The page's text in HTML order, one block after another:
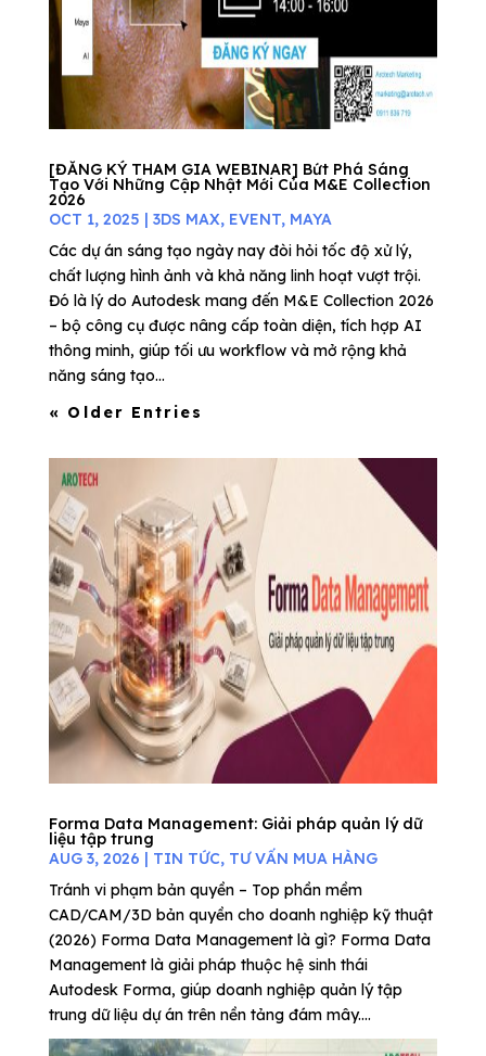
[ĐĂNG KÝ THAM GIA WEBINAR] Bứt Phá Sáng
Tạo Với Những Cập Nhật Mới Của M&E Collection
2026
OCT 1, 2025 | 3DS MAX, EVENT, MAYA
Các dự án sáng tạo ngày nay đòi hỏi tốc độ xử lý,
chất lượng hình ảnh và khả năng linh hoạt vượt trội.
Đó là lý do Autodesk mang đến M&E Collection 2026
– bộ công cụ được nâng cấp toàn diện, tích hợp AI
thông minh, giúp tối ưu workflow và mở rộng khả
năng sáng tạo...
« Older Entries
Forma Data Management: Giải pháp quản lý dữ
liệu tập trung
AUG 3, 2026 | TIN TỨC, TƯ VẤN MUA HÀNG
Tránh vi phạm bản quyền – Top phần mềm
CAD/CAM/3D bản quyền cho doanh nghiệp kỹ thuật
(2026) Forma Data Management là gì? Forma Data
Management là giải pháp thuộc hệ sinh thái
Autodesk Forma, giúp doanh nghiệp quản lý tập
trung dữ liệu dự án trên nền tảng đám mây....